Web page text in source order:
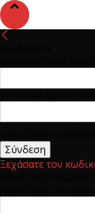
Ξεχάσατε τον